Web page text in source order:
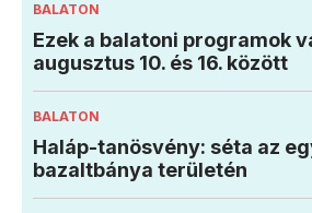
BALATON
Ezek a balatoni programok
augusztus 10. és 16. között
BALATON
Haláp-tanösvény: séta az
bazaltbánya területén